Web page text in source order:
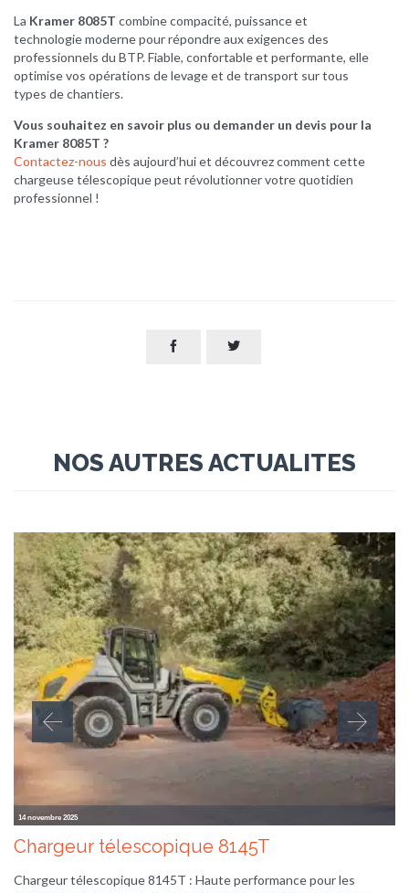
La Kramer 8085T combine compacité, puissance et
technologie moderne pour répondre aux exigences des
professionnels du BTP. Fiable, confortable et performante, elle
optimise vos opérations de levage et de transport sur tous
types de chantiers.
Vous souhaitez en savoir plus ou demander un devis pour la
Kramer 8085T ?
Contactez-nous dès aujourd’hui et découvrez comment cette
chargeuse télescopique peut révolutionner votre quotidien
professionnel !
 
NOS AUTRES ACTUALITES
14 novembre 2025
Chargeur télescopique 8145T
Chargeur télescopique 8145T : Haute performance pour les